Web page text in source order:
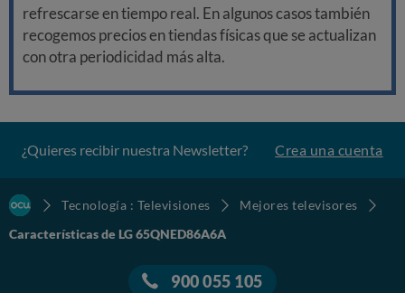
refrescarse en tiempo real. En algunos casos también
recogemos precios en tiendas físicas que se actualizan
con otra periodicidad más alta.
¿Quieres recibir nuestra Newsletter? Crea una cuenta
Tecnología : Televisiones
Mejores televisores
Características de LG 65QNED86A6A
900 055 105